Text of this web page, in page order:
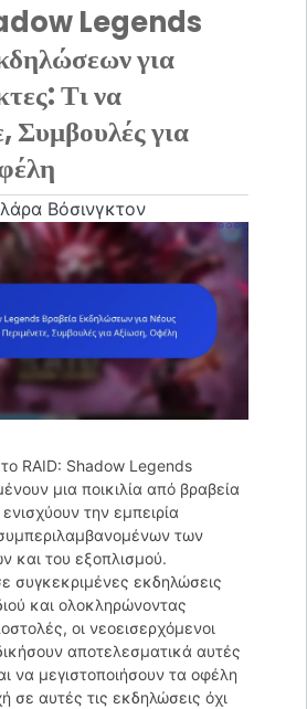
Legends
για
Τι να
Συμβουλές για
Βόσινγκτον
RAID: Shadow Legends
μια ποικιλία από βραβεία
την εμπειρία
συμπεριλαμβανομένων των
και του εξοπλισμού.
συγκεκριμένες εκδηλώσεις
και ολοκληρώνοντας
οι νεοεισερχόμενοι
αποτελεσματικά αυτές
να μεγιστοποιήσουν τα οφέλη
σε αυτές τις εκδηλώσεις όχι